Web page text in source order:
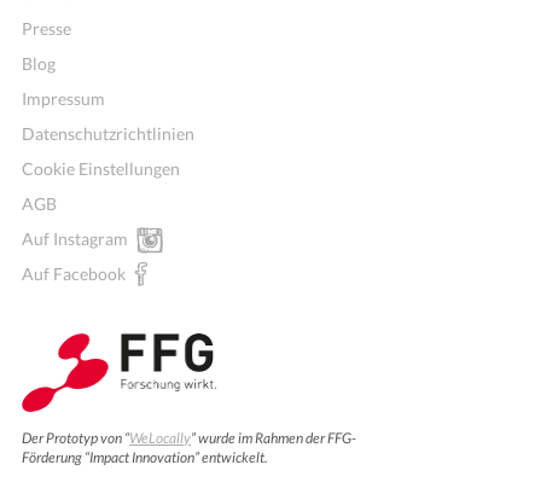
Presse
Blog
Impressum
Datenschutzrichtlinien
Cookie Einstellungen
AGB
Auf Instagram
Auf Facebook
Der Prototyp von “WeLocally” wurde im Rahmen der FFG-
Förderung “Impact Innovation” entwickelt.